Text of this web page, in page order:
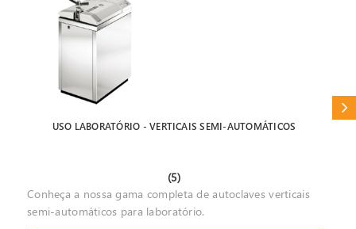
USO LABORATÓRIO - VERTICAIS SEMI-AUTOMÁTICOS
(5)
Conheça a nossa gama completa de autoclaves verticais
semi-automáticos para laboratório.